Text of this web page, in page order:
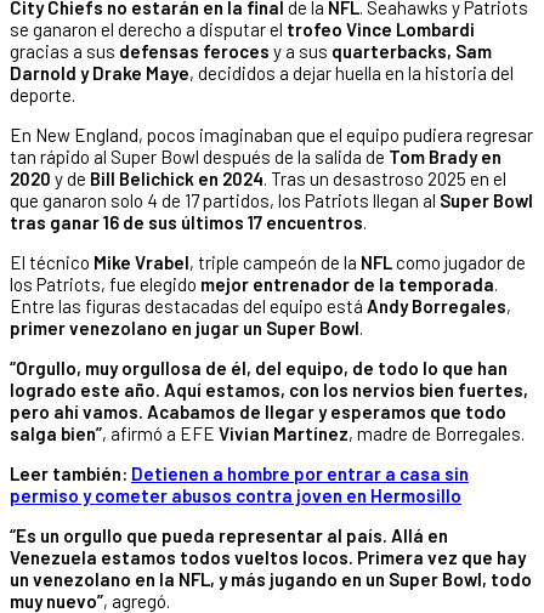
City Chiefs no estarán en la final de la NFL. Seahawks y Patriots
se ganaron el derecho a disputar el trofeo Vince Lombardi
gracias a sus defensas feroces y a sus quarterbacks, Sam
Darnold y Drake Maye, decididos a dejar huella en la historia del
deporte.
En New England, pocos imaginaban que el equipo pudiera regresar
tan rápido al Super Bowl después de la salida de Tom Brady en
2020 y de Bill Belichick en 2024. Tras un desastroso 2025 en el
que ganaron solo 4 de 17 partidos, los Patriots llegan al Super Bowl
tras ganar 16 de sus últimos 17 encuentros.
El técnico Mike Vrabel, triple campeón de la NFLcomo jugador de
los Patriots, fue elegido mejor entrenador de la temporada.
Entre las figuras destacadas del equipo está Andy Borregales,
primer venezolano en jugar un Super Bowl.
“Orgullo, muy orgullosa de él, del equipo, de todo lo que han
logrado este año. Aquí estamos, con los nervios bien fuertes,
pero ahí vamos. Acabamos de llegar y esperamos que todo
salga bien”, afirmó a EFE Vivian Martínez, madre de Borregales.
Leer también: Detienen a hombre por entrar a casa sin
permiso y cometer abusos contra joven en Hermosillo
“Es un orgullo que pueda representar al país. Allá en
Venezuela estamos todos vueltos locos. Primera vez que hay
un venezolano en la NFL, y más jugando en un Super Bowl, todo
muy nuevo”, agregó.